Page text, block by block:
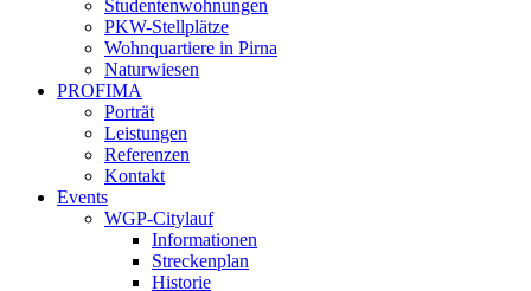
Studentenwohnungen
PKW-Stellplätze
Wohnquartiere in Pirna
Naturwiesen
PROFIMA
Porträt
Leistungen
Referenzen
Kontakt
Events
WGP-Citylauf
Informationen
Streckenplan
Historie